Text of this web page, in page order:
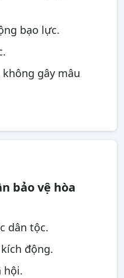
bạo lực.
gây mâu
bảo vệ hòa
dân tộc.
động.
hội.